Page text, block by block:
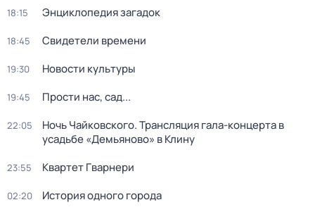
18:15 Энциклопедия загадок
18:45 Свидетели времени
19:30 Новости культуры
19:45 Прости нас, сад...
22:05
Ночь Чайковского. Трансляция гала-концерта в
усадьбе «Демьяново» в Клину
23:55 Квартет Гварнери
02:20 История одного города